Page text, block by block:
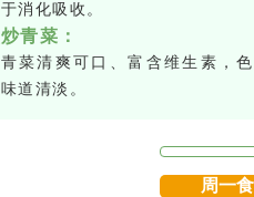
于消化吸收。
炒青菜：
青菜清爽可口、富含维生素，色
味道清淡。
周一